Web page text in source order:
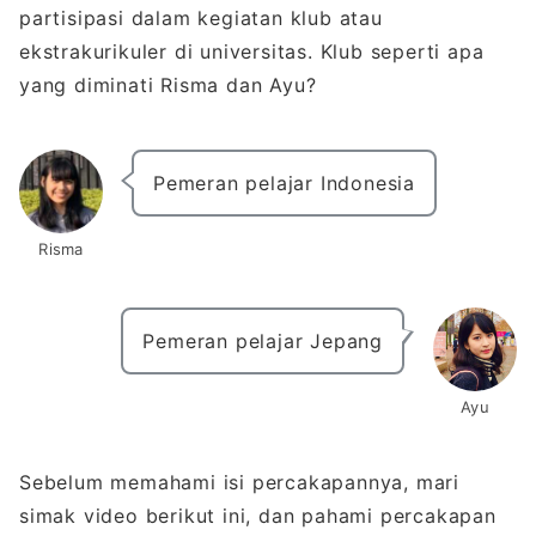
partisipasi dalam kegiatan klub atau
ekstrakurikuler di universitas. Klub seperti apa
yang diminati Risma dan Ayu?
Risma
Pemeran pelajar Indonesia
Ayu
Pemeran pelajar Jepang
Sebelum memahami isi percakapannya, mari
simak video berikut ini, dan pahami percakapan